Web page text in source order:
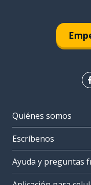
Quiénes somos
Escríbenos
Ayuda y preguntas